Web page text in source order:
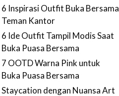
6 Inspirasi Outfit Buka Bersama
Teman Kantor
6 Ide Outfit Tampil Modis Saat
Buka Puasa Bersama
7 OOTD Warna Pink untuk
Buka Puasa Bersama
Staycation dengan Nuansa Art